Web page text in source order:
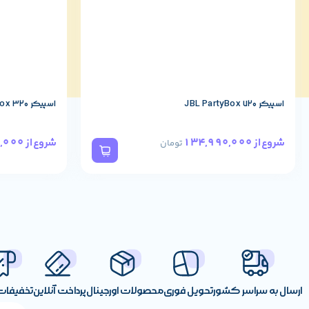
اسپیکر JBL PartyBox 720
شروع از134,990,000 تومان
اسپیکر JBL PartyBox 320
شروع از78,490,000
ارسال به سراسر کشورتحویل فوریمحصولات اورجینالپرداخت آنلاین